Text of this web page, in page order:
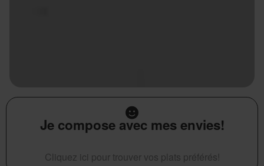
Je compose avec mes envies!
Cliquez ici pour trouver vos plats préférés!